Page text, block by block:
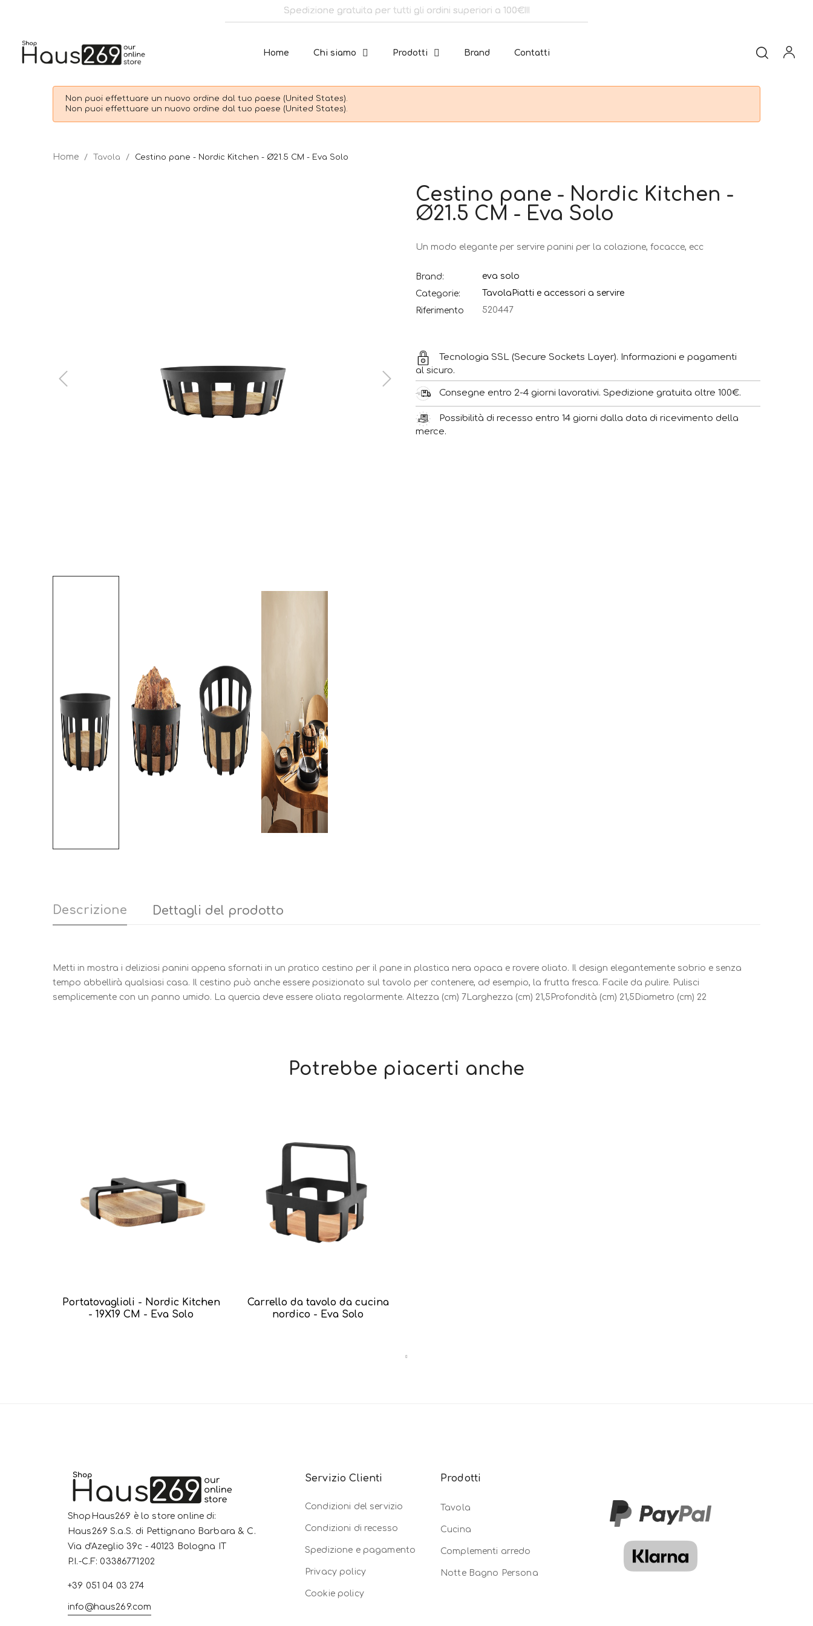
Spedizione gratuita per tutti gli ordini superiori a 100€!!!
Home Chi siamo Prodotti Brand Contatti
Non puoi effettuare un nuovo ordine dal tuo paese (United States).
Non puoi effettuare un nuovo ordine dal tuo paese (United States).
Tavola Cestino pane - Nordic Kitchen - Ø21.5 CM - Eva Solo
Cestino pane - Nordic Kitchen -
Ø21.5 CM - Eva Solo
Un modo elegante per servire panini per la colazione, focacce, ecc
Brand:
eva solo
Categorie:
Tavola Piatti e accessori a servire
Riferimento
520447
Tecnologia SSL (Secure Sockets Layer). Informazioni e pagamenti
al sicuro.
Consegne entro 2-4 giorni lavorativi. Spedizione gratuita oltre 100€.
Possibilità di recesso entro 14 giorni dalla data di ricevimento della
merce.
Descrizione Dettagli del prodotto
Metti in mostra i deliziosi panini appena sfornati in un pratico cestino per il pane in plastica nera opaca e rovere oliato. Il design elegantemente sobrio e senza
tempo abbellirà qualsiasi casa. Il cestino può anche essere posizionato sul tavolo per contenere, ad esempio, la frutta fresca. Facile da pulire. Pulisci
semplicemente con un panno umido. La quercia deve essere oliata regolarmente. Altezza (cm) 7Larghezza (cm) 21,5Profondità (cm) 21,5Diametro (cm) 22
Potrebbe piacerti anche
Portatovaglioli - Nordic Kitchen
- 19X19 CM - Eva Solo
Carrello da tavolo da cucina
nordico - Eva Solo
ShopHaus269 è lo store online di:
Haus269 S.a.S. di Pettignano Barbara & C.
Via d'Azeglio 39c - 40123 Bologna IT
P.I.-C.F: 03386771202
+39 051 04 03 274
info@haus269.com
Servizio Clienti
Condizioni del servizio
Condizioni di recesso
Spedizione e pagamento
Privacy policy
Cookie policy
Prodotti
Tavola
Cucina
Complementi arredo
Notte Bagno Persona